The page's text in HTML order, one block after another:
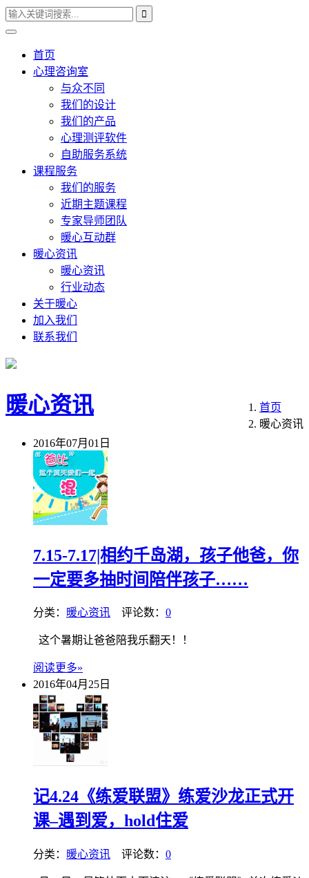
首页
心理咨询室
与众不同
我们的设计
我们的产品
心理测评软件
自助服务系统
课程服务
我们的服务
近期主题课程
专家导师团队
暖心互动群
暖心资讯
暖心资讯
行业动态
关于暖心
加入我们
联系我们
首页
暖心资讯
暖心资讯
2016年07月01日
7.15-7.17|相约千岛湖，孩子他爸，你
一定要多抽时间陪伴孩子……
分类： 暖心资讯 评论数： 0
这个暑期让爸爸陪我乐翻天！！
阅读更多»
2016年04月25日
记4.24《练爱联盟》练爱沙龙正式开
课–遇到爱，hold住爱
分类： 暖心资讯 评论数： 0